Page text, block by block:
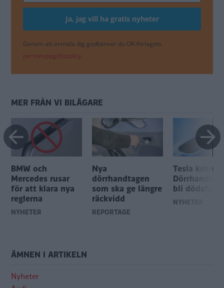
Genom att anmäla dig godkänner du OK-förlagets
personuppgiftspolicy.
MER FRÅN VI BILÄGARE
BMW och
Mercedes rusar
för att klara nya
reglerna
NYHETER
Nya
dörrhandtagen
som ska ge längre
räckvidd
REPORTAGE
Tesla
Dörrhandtag
bli dödsfälla
NYHETER
ÄMNEN I ARTIKELN
Nyheter